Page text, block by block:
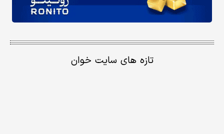
تازه های سایت خوان